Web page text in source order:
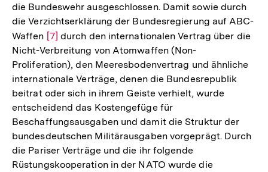
die Bundeswehr ausgeschlossen. Damit sowie durch
die Verzichtserklärung der Bundesregierung auf ABC-
Waffen Zur
Auflösung
der
Fußnote
[7] durch den internationalen Vertrag über die
Nicht-Verbreitung von Atomwaffen (Non-
Proliferation), den Meeresbodenvertrag und ähnliche
internationale Verträge, denen die Bundesrepublik
beitrat oder sich in ihrem Geiste verhielt, wurde
entscheidend das Kostengefüge für
Beschaffungsausgaben und damit die Struktur der
bundesdeutschen Militärausgaben vorgeprägt. Durch
die Pariser Verträge und die ihr folgende
Rüstungskooperation in der NATO wurde die